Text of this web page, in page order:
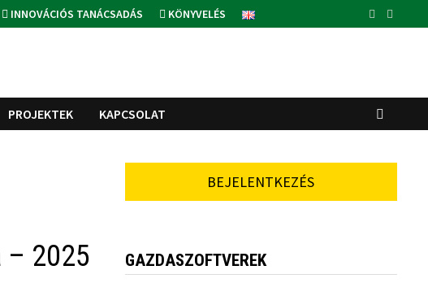
INNOVÁCIÓS TANÁCSADÁS KÖNYVELÉS
PROJEKTEK KAPCSOLAT
2025
BEJELENTKEZÉS
GAZDASZOFTVEREK